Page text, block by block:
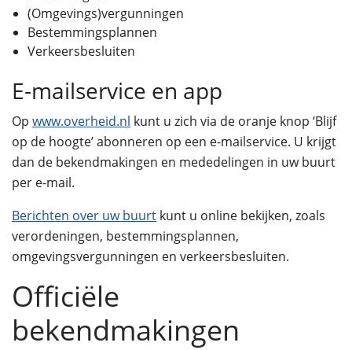
(Omgevings)vergunningen
Bestemmingsplannen
Verkeersbesluiten
E-mailservice en app
Op www.overheid.nl kunt u zich via de oranje knop ‘Blijf
op de hoogte’ abonneren op een e-mailservice. U krijgt
dan de bekendmakingen en mededelingen in uw buurt
per e-mail.
Berichten over uw buurt kunt u online bekijken, zoals
verordeningen, bestemmingsplannen,
omgevingsvergunningen en verkeersbesluiten.
Officiële
bekendmakingen